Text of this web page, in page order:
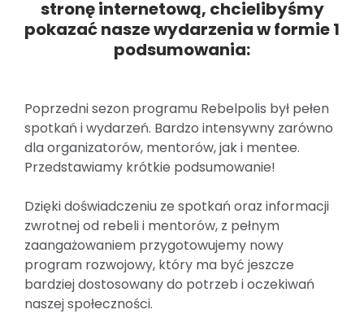
stronę internetową, chcielibyśmy
pokazać nasze wydarzenia w formie 1
podsumowania:
Poprzedni sezon programu Rebelpolis był pełen
spotkań i wydarzeń. Bardzo intensywny zarówno
dla organizatorów, mentorów, jak i mentee.
Przedstawiamy krótkie podsumowanie!
Dzięki doświadczeniu ze spotkań oraz informacji
zwrotnej od rebeli i mentorów, z pełnym
zaangażowaniem przygotowujemy nowy
program rozwojowy, który ma być jeszcze
bardziej dostosowany do potrzeb i oczekiwań
naszej społeczności.